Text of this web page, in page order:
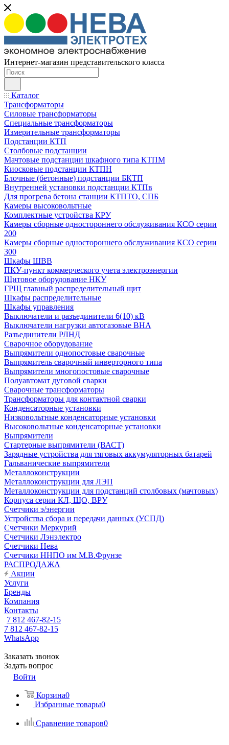
Интернет-магазин представительского класса
Каталог
Трансформаторы
Силовые трансформаторы
Специальные трансформаторы
Измерительные трансформаторы
Подстанции КТП
Столбовые подстанции
Мачтовые подстанции шкафного типа КТПМ
Киосковые подстанции КТПН
Блочные (бетонные) подстанции БКТП
Внутренней установки подстанции КТПв
Для прогрева бетона станции КТПТО, СПБ
Камеры высоковольтные
Комплектные устройства КРУ
Камеры сборные одностороннего обслуживания КСО серии
200
Камеры сборные одностороннего обслуживания КСО серии
300
Шкафы ШВВ
ПКУ-пункт коммерческого учета электроэнергии
Щитовое оборудование НКУ
ГРЩ главный распределительный щит
Шкафы распределительные
Шкафы управления
Выключатели и разъединители 6(10) кВ
Выключатели нагрузки автогазовые ВНА
Разъединители РЛНД
Сварочное оборудование
Выпрямители однопостовые сварочные
Выпрямитель сварочный инверторного типа
Выпрямители многопостовые сварочные
Полуавтомат дуговой сварки
Сварочные трансформаторы
Трансформаторы для контактной сварки
Конденсаторные установки
Низковольтные конденсаторные установки
Высоковольтные конденсаторные установки
Выпрямители
Стартерные выпрямители (ВАСТ)
Зарядные устройства для тяговых аккумуляторных батарей
Гальванические выпрямители
Металлоконструкции
Металлоконструкции для ЛЭП
Металлоконструкции для подстанций столбовых (мачтовых)
Корпуса серии КЛ, ЩО, ВРУ
Счетчики э/энергии
Устройства сбора и передачи данных (УСПД)
Счетчики Меркурий
Счетчики Лэнэлектро
Счетчики Нева
Счетчики ННПО им М.В.Фрунзе
РАСПРОДАЖА
Акции
Услуги
Бренды
Компания
Контакты
7 812 467-82-15
7 812 467-82-15
WhatsApp
Заказать звонок
Задать вопрос
Войти
Корзина0
Избранные товары0
Сравнение товаров0